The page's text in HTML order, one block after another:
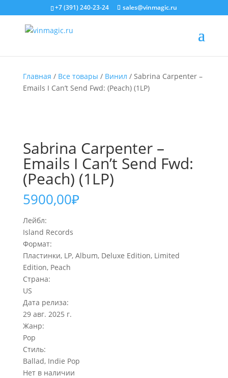
+7 (391) 240-23-24 sales@vinmagic.ru
Главная / Все товары / Винил / Sabrina Carpenter –
Emails I Can’t Send Fwd: (Peach) (1LP)
Sabrina Carpenter –
Emails I Can’t Send Fwd:
(Peach) (1LP)
5900,00₽
Лейбл:
Island Records
Формат:
Пластинки, LP, Album, Deluxe Edition, Limited
Edition, Peach
Страна:
US
Дата релиза:
29 авг. 2025 г.
Жанр:
Pop
Стиль:
Ballad, Indie Pop
Нет в наличии